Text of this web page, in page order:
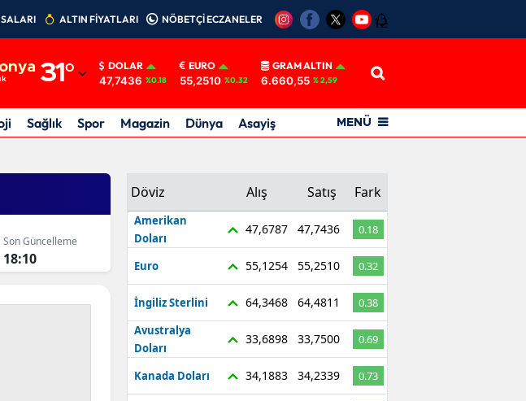
ALTIN FİYATLARI NÖBETÇİ ECZANELER 12
31°
Adıyaman
Afyonkarahisar
Ankara
Antalya
DOLAR
47,7436 %0.18
EURO
55,2510 %0.32
GRAM ALTIN
6.660,55 % 2,59
Sağlık Spor Magazin Dünya Asayiş MENÜ
Son Güncelleme
18:10
Döviz Alış Satış Fark
Amerikan
Doları
47,6787 47,7436 0.18
Euro 55,1254 55,2510 0.32
İngiliz Sterlini 64,3468 64,4811
0.38
Avustralya
Doları
33,6898 33,7500 0.69
Kanada Doları 34,1883 34,2339 0.73